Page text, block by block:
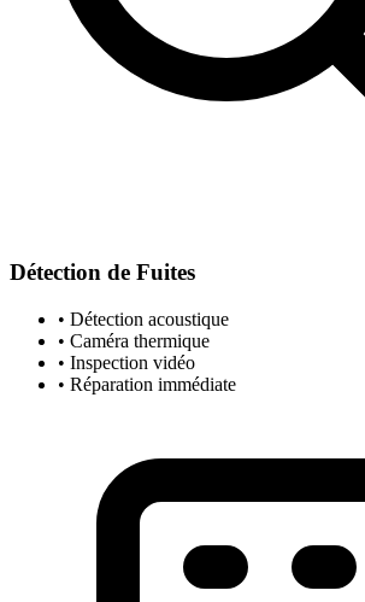
Détection de Fuites
• Détection acoustique
• Caméra thermique
• Inspection vidéo
• Réparation immédiate